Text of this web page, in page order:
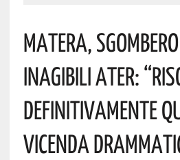
Matera,
Inagibili Ater:
Definitivamente
Vicenda